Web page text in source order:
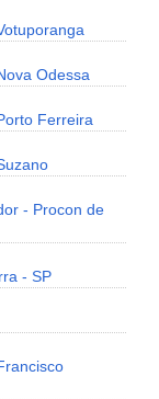
Odessa
Ferreira
- Procon de
- SP